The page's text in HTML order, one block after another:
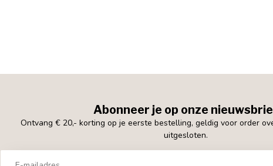
Abonneer je op onze
Ontvang € 20,- korting op je eerste bestelling, geldig voor order
uitgesloten.